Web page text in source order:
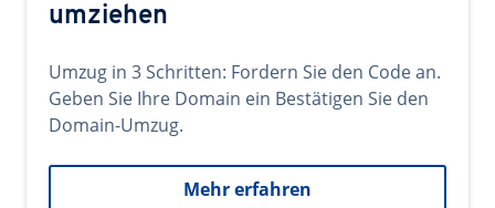
umziehen
Umzug in 3 Schritten: Fordern Sie den Code an.
Geben Sie Ihre Domain ein Bestätigen Sie den
Domain-Umzug.
Mehr erfahren